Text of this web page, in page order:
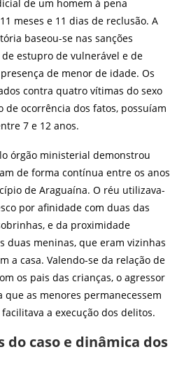
de um homem à pena
meses e 11 dias de reclusão. A
baseou-se nas sanções
estupro de vulnerável e de
de menor de idade. Os
contra quatro vítimas do sexo
ocorrência dos fatos, possuíam
7 e 12 anos.
órgão ministerial demonstrou
de forma contínua entre os anos
de Araguaína. O réu utilizava-
por afinidade com duas das
e da proximidade
duas meninas, que eram vizinhas
a casa. Valendo-se da relação de
os pais das crianças, o agressor
as menores permanecessem
a execução dos delitos.
do caso e dinâmica dos